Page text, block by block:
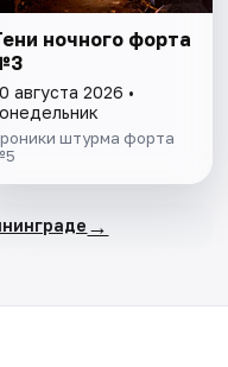
ночного форта
августа 2026 •
штурма форта
→